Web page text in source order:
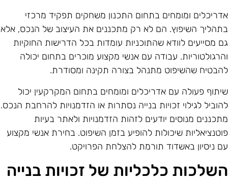
ומומחים בתחום התכנון משחקים תפקיד מרכזי
השיפוץ. הם לא רק מתכננים את העיצוב של הנכס, אלא
מסייעים לוודא שהתוכניות עומדות בכל הדרישות החוקיות
עבודה עם אנשי מקצוע מוכרים בתחום יכולה
שהשיפוט מתנהל בצורה תקינה ומסודרת.
פעולה עם אדריכלים ומומחים בתחום המקרקעין יכול
לגילוי זכויות בנייה נסתרות או הזדמנויות להרחבת הנכס.
מנוסים יודעים לזהות הזדמנויות ולאתר בעיות
שיכולות להופיע בזמן השיפוט. בחירת אנשי מקצוע
ניסיון באשדוד תורמת להצלחת הפרויקט.
כלכליות של זכויות בנייה